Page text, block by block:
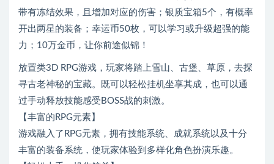
带有冻结效果，且增加对应的伤害；银质宝箱5个，有概率
开出两星的装备；幸运币50枚，可以学习或升级超强的能
力；10万金币，让你前途似锦！
放置类3D RPG游戏，玩家将踏上雪山、古堡、草原，去探
寻古老神秘的宝藏。既可以轻松挂机坐享其成，也可以通
过手动释放技能感受BOSS战的刺激。
【丰富的RPG元素】
游戏融入了RPG元素，拥有技能系统、成就系统以及十分
丰富的装备系统，使玩家体验到多样化角色扮演乐趣。